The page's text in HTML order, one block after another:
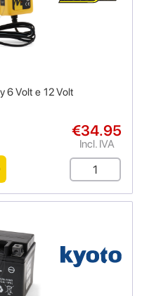
6 Volt e 12 Volt
€34.95
Incl. IVA